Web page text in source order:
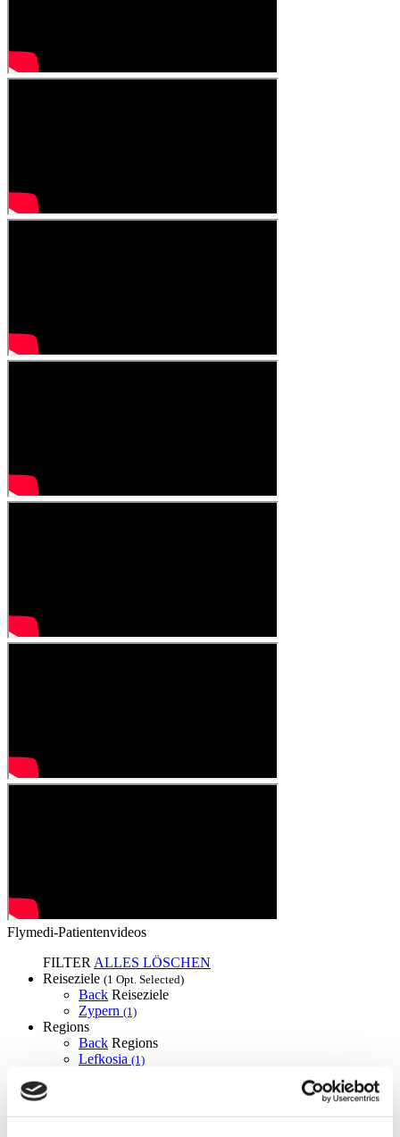
Flymedi-Patientenvideos
FILTER ALLES LÖSCHEN
Reiseziele (1 Opt. Selected)
Back Reiseziele
Zypern (1)
Regions
Back Regions
Lefkosia (1)
Flymedi
TÜRSAB – Transaktionen auf flymedi.com werden von